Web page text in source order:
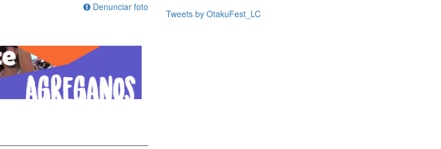
Denunciar foto
Tweets by OtakuFest_LC